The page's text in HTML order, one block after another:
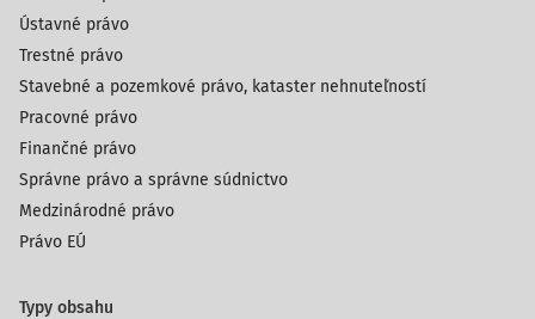
Ústavné právo
Trestné právo
Stavebné a pozemkové právo, kataster nehnuteľností
Pracovné právo
Finančné právo
Správne právo a správne súdnictvo
Medzinárodné právo
Právo EÚ
Typy obsahu